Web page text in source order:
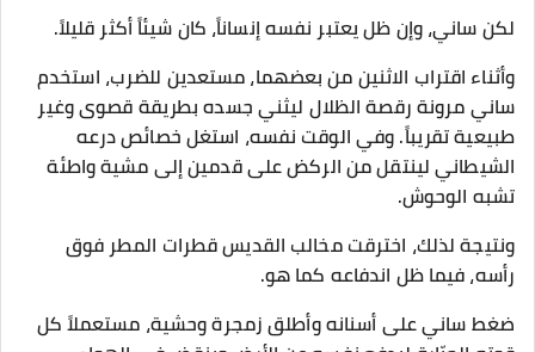
لكن ساني، وإن ظل يعتبر نفسه إنساناً، كان شيئاً أكثر قليلاً.
وأثناء اقتراب الاثنين من بعضهما، مستعدين للضرب، استخدم
ساني مرونة رقصة الظلال ليثني جسده بطريقة قصوى وغير
طبيعية تقريباً. وفي الوقت نفسه، استغل خصائص درعه
الشيطاني لينتقل من الركض على قدمين إلى مشية واطئة
تشبه الوحوش.
ونتيجة لذلك، اخترقت مخالب القديس قطرات المطر فوق
رأسه، فيما ظل اندفاعه كما هو.
ضغط ساني على أسنانه وأطلق زمجرة وحشية، مستعملاً كل